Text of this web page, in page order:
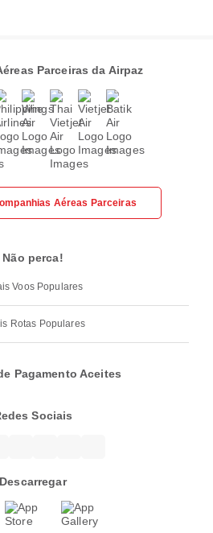
Parceiras da Airpaz
Aéreas Parceiras
Não perca!
Voos Populares
Rotas Populares
Pagamento Aceites
Sociais
Descarregar